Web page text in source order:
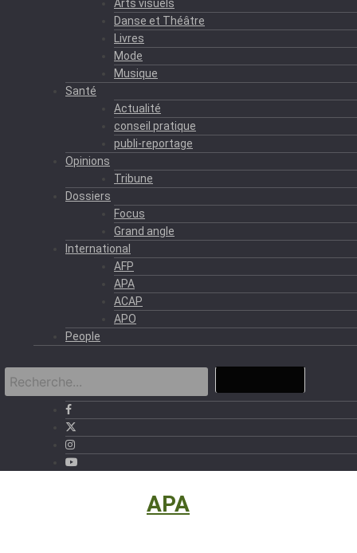
Arts visuels
Danse et Théâtre
Livres
Mode
Musique
Santé
Actualité
conseil pratique
publi-reportage
Opinions
Tribune
Dossiers
Focus
Grand angle
International
AFP
APA
ACAP
APO
People
APA